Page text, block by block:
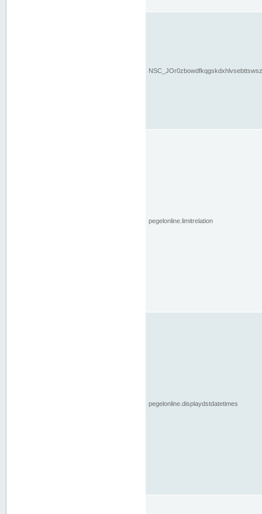
pegelonline.limitrelation
pegelonline.displaydstdatetimes